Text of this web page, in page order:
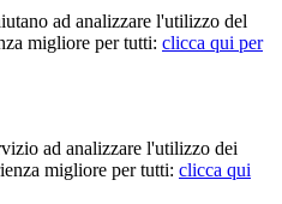
ad analizzare l'utilizzo del
migliore per tutti: clicca qui per
ad analizzare l'utilizzo dei
migliore per tutti: clicca qui